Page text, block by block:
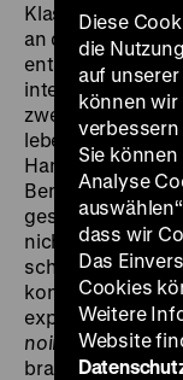
Klassiker waren
an den
entstanden auch
internationale
zwei Tolstoj-
lebenslustiger
Hansens
Bemerkenswert
gesagt wird,
nicht umsonst
schon einmal in
konnte. Mit
noir
-Melodram
brauchte es
Diese
die
auf
können
Sie
Analyse
dass wir
Das
Cookies
Weitere
Website